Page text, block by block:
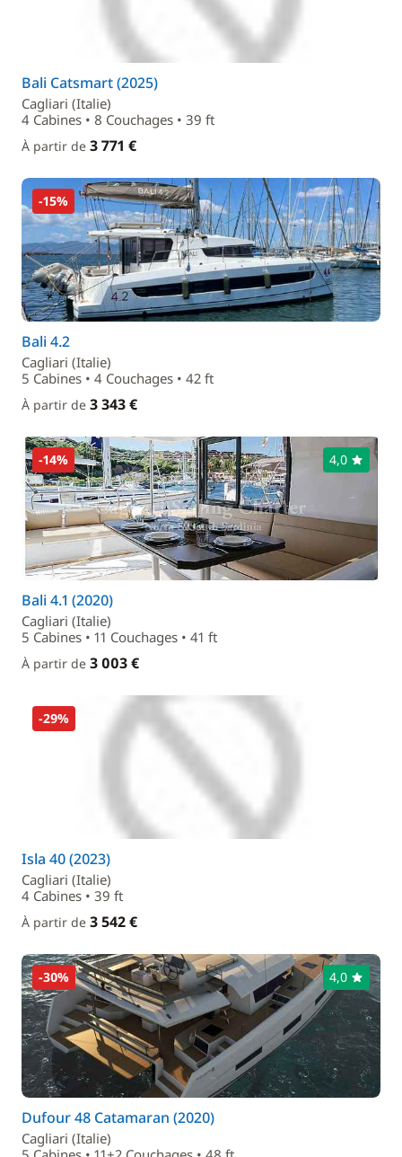
Bali Catsmart (2025)
Cagliari (Italie)
4 Cabines • 8 Couchages • 39 ft
À partir de 3 771 €
-15%
Bali 4.2
Cagliari (Italie)
5 Cabines • 4 Couchages • 42 ft
À partir de 3 343 €
-14% 4,0
Bali 4.1 (2020)
Cagliari (Italie)
5 Cabines • 11 Couchages • 41 ft
À partir de 3 003 €
-29%
Isla 40 (2023)
Cagliari (Italie)
4 Cabines • 39 ft
À partir de 3 542 €
-30% 4,0
Dufour 48 Catamaran (2020)
Cagliari (Italie)